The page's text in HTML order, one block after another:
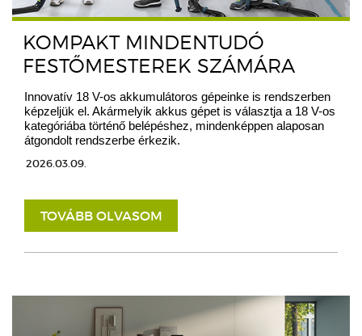
KOMPAKT MINDENTUDÓ
FESTŐMESTEREK SZÁMÁRA
Innovatív 18 V-os akkumulátoros gépeinke is rendszerben
képzeljük el. Akármelyik akkus gépet is választja a 18 V-os
kategóriába történő belépéshez, mindenképpen alaposan
átgondolt rendszerbe érkezik.
2026.03.09.
TOVÁBB OLVASOM